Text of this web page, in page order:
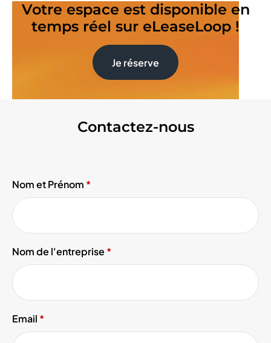
Votre espace est disponible en
temps réel sur eLeaseLoop !
Je réserve
Contactez-nous
Nom et Prénom
Nom de l'entreprise
Email